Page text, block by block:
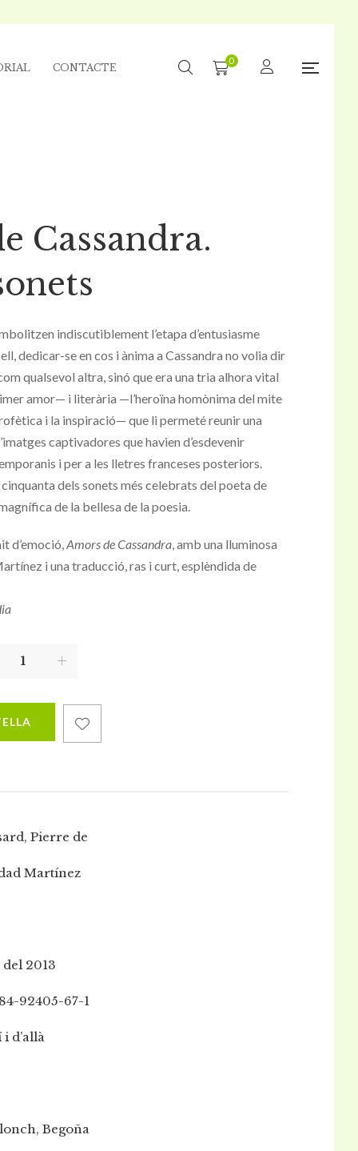
CONTACTE
0
Cassandra.
indiscutiblement l’etapa d’entusiasme
dedicar-se en cos i ànima a Cassandra no volia dir
qualsevol altra, sinó que era una tria alhora vital
amor— i literària —l’heroïna homònima del mite
i la inspiració— que li permeté reunir una
captivadores que havien d’esdevenir
i per a les lletres franceses posteriors.
dels sonets més celebrats del poeta de
de la bellesa de la poesia.
d’emoció,Amors de Cassandra, amb una lluminosa
i una traducció, ras i curt, esplèndida de
Pierre de
Martínez
2013
92405-67-1
i d’allà
Begoña